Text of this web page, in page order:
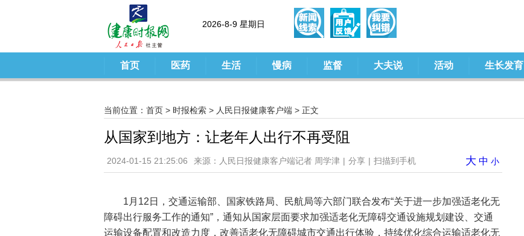
2026-8-9 星期日
首页 医药 生活 慢病 监督 大夫说 活动 生长发育
当前位置： 首页 > 时报检索 > 人民日报健康客户端 > 正文
从国家到地方：让老年人出行不再受阻
2024-01-15 21:25:06 来源：人民日报健康客户端记者 周学津 | 分享 | 扫描到手机 大 中 小
1月12日，交通运输部、国家铁路局、民航局等六部门联合发布“关于进一步加强适老化无
障碍出行服务工作的通知”，通知从国家层面要求加强适老化无障碍交通设施规划建设、交通
运输设备配置和改造力度，改善适老化无障碍城市交通出行体验，持续优化综合运输适老化无